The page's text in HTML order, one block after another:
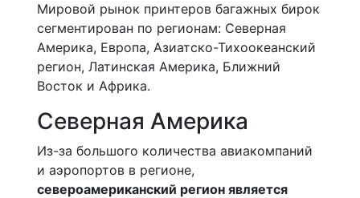
Мировой рынок принтеров багажных бирок
сегментирован по регионам: Северная
Америка, Европа, Азиатско-Тихоокеанский
регион, Латинская Америка, Ближний
Восток и Африка.
Северная Америка
Из-за большого количества авиакомпаний
и аэропортов в регионе,
североамериканский регион является